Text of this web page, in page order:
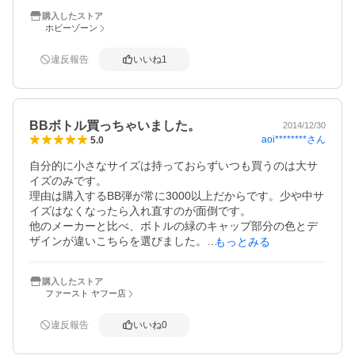
購入したストア
ホビーゾーン
違反報告 いいね1
BBボトル買っちゃいました。 2014/12/30
5.0 aoi********さん
自分的に小さなサイズは持っておらずいつも買うのは大サ
イズのみです。
理由は購入するBB弾が常に3000以上だからです。少や中サ
イズはなくなったら入れ直すのが面倒です。
他のメーカーと比べ、ボトルの緑のキャップ部分の色とデ
ザインが違いこちらを選びました。
もっとみる
購入したストア
ファースト ヤフー店
違反報告 いいね0